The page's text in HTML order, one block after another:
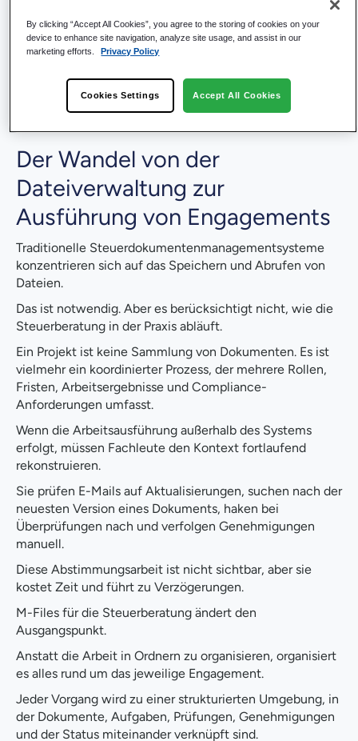
sowie die Governance in einem strukturierten
Arbeitsbereich miteinander verbunden werden.
Steuerberatungs-Produktlösung B…
Auf diese Weise wechseln Unternehmen von der
Der Wandel von der
Dateiverwaltung zur
Ausführung von Engagements
Traditionelle Steuerdokumentenmanagementsysteme
konzentrieren sich auf das Speichern und Abrufen von
Dateien.
Das ist notwendig. Aber es berücksichtigt nicht, wie die
Steuerberatung in der Praxis abläuft.
Ein Projekt ist keine Sammlung von Dokumenten. Es ist
vielmehr ein koordinierter Prozess, der mehrere Rollen,
Fristen, Arbeitsergebnisse und Compliance-
Anforderungen umfasst.
Wenn die Arbeitsausführung außerhalb des Systems
erfolgt, müssen Fachleute den Kontext fortlaufend
rekonstruieren.
Sie prüfen E-Mails auf Aktualisierungen, suchen nach der
neuesten Version eines Dokuments, haken bei
Überprüfungen nach und verfolgen Genehmigungen
manuell.
Diese Abstimmungsarbeit ist nicht sichtbar, aber sie
kostet Zeit und führt zu Verzögerungen.
M-Files für die Steuerberatung ändert den
Ausgangspunkt.
Anstatt die Arbeit in Ordnern zu organisieren, organisiert
es alles rund um das jeweilige Engagement.
Jeder Vorgang wird zu einer strukturierten Umgebung, in
der Dokumente, Aufgaben, Prüfungen, Genehmigungen
und der Status miteinander verknüpft sind.
By clicking “Accept All Cookies”, you agree to the storing of cookies on your
device to enhance site navigation, analyze site usage, and assist in our
marketing efforts.
Privacy Policy
Cookies Settings Accept All Cookies